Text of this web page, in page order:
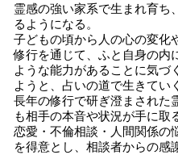
霊感の強い家系で生まれ育ち
るようになる。
子どもの頃から人の心の変化
修行を通じて、ふと自身の内
ような能力があることに気づ
ようと、占いの道で生きてい
長年の修行で研ぎ澄まされた
も相手の本音や状況が手に取
恋愛・不倫相談・人間関係の
を得意とし、相談者からの感